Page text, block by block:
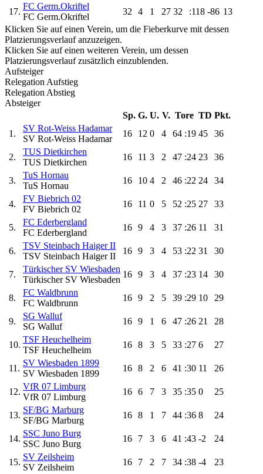
17.
FC Germ.Okriftel
FC Germ.Okriftel
32 4 1 27 32 :118 -86 13
Klicken Sie auf einen Verein, um die Fieberkurve mit dessen
Platzierungsverlauf anzuzeigen.
Klicken Sie auf einen weiteren Verein, um dessen
Platzierungsverlauf zusätzlich einzublenden.
Aufsteiger
Relegation Aufstieg
Relegation Abstieg
Absteiger
Sp. G. U. V. Tore TD Pkt.
1.
SV Rot-Weiss Hadamar
SV Rot-Weiss Hadamar
16 12 0 4 64 :19 45 36
2.
TUS Dietkirchen
TUS Dietkirchen
16 11 3 2 47 :24 23 36
3.
TuS Hornau
TuS Hornau
16 10 4 2 46 :22 24 34
4.
FV Biebrich 02
FV Biebrich 02
16 11 0 5 52 :25 27 33
5.
FC Ederbergland
FC Ederbergland
16 9 4 3 37 :26 11 31
6.
TSV Steinbach Haiger II
TSV Steinbach Haiger II
16 9 3 4 53 :22 31 30
7.
Türkischer SV Wiesbaden
Türkischer SV Wiesbaden
16 9 3 4 37 :23 14 30
8.
FC Waldbrunn
FC Waldbrunn
16 9 2 5 39 :29 10 29
9.
SG Walluf
SG Walluf
16 9 1 6 47 :26 21 28
10.
TSF Heuchelheim
TSF Heuchelheim
16 8 3 5 33 :27 6 27
11.
SV Wiesbaden 1899
SV Wiesbaden 1899
16 8 2 6 41 :30 11 26
12.
VfR 07 Limburg
VfR 07 Limburg
16 6 7 3 35 :35 0 25
13.
SF/BG Marburg
SF/BG Marburg
16 8 1 7 44 :36 8 24
14.
SSC Juno Burg
SSC Juno Burg
16 7 3 6 41 :43 -2 24
15.
SV Zeilsheim
SV Zeilsheim
16 7 2 7 34 :38 -4 23